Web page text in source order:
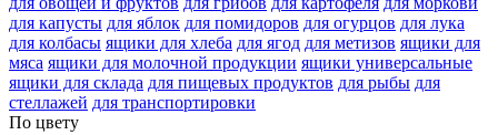
для капусты для яблок для помидоров для огурцов для лука
для колбасы ящики для хлеба для ягод для метизов ящики для
мяса ящики для молочной продукции ящики универсальные
ящики для склада для пищевых продуктов для рыбы для
стеллажей для транспортировки
По цвету